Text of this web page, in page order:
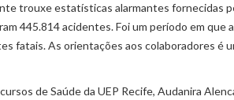
trouxe estatísticas alarmantes fornecidas
445.814 acidentes. Foi um período em que
fatais. As orientações aos colaboradores é
de Saúde da UEP Recife, Audanira